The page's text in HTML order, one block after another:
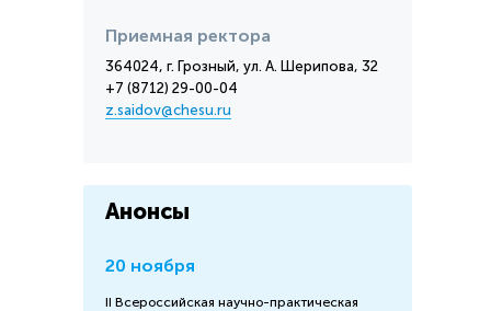
Приемная ректора
364024, г. Грозный, ул. А. Шерипова, 32
+7 (8712) 29-00-04
z.saidov@chesu.ru
Анонсы
20 ноября
II Всероссийская научно-практическая